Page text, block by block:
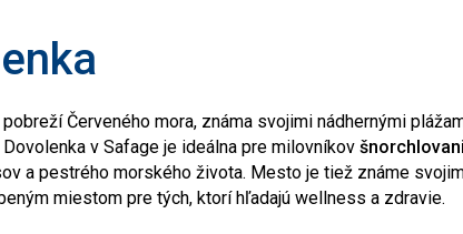
Červeného mora, známa svojimi nádhernými
v Safage je ideálna pre milovníkov
a pestrého morského života. Mesto je tiež známe
miestom pre tých, ktorí hľadajú wellness a zdravie.